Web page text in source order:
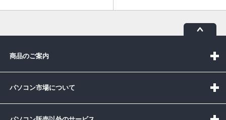
商品のご案内
パソコン市場について